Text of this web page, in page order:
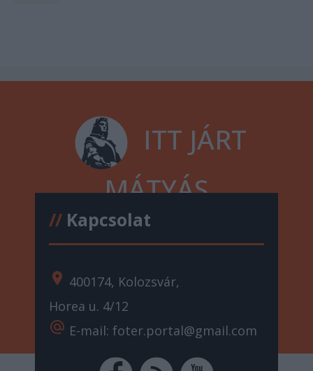
ITT JÁRT
MÁTYÁS
//Kapcsolat
location_on 400174, Kolozsvár,
Horea u. 4/12
alternate_email E-mail: foter.portal@gmail.com